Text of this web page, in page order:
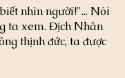
nhìn người!"... Nói
ta xem. Địch Nhân
thịnh đức, ta được